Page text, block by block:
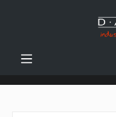
Zum Hauptinhalt